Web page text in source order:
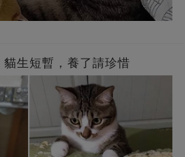
生短暫，養了請珍惜